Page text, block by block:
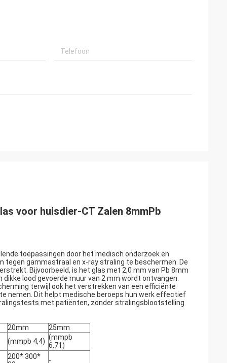
voor huisdier-CT Zalen 8mmPb
toepassingen door het medisch onderzoek en
tegen gammastraal en x-ray straling te beschermen. De
Bijvoorbeeld, is het glas met 2,0 mm van Pb 8mm
lood gevoerde muur van 2 mm wordt ontvangen.
terwijl ook het verstrekken van een efficiënte
nemen. Dit helpt medische beroeps hun werk effectief
met patiënten, zonder stralingsblootstelling
20mm
25mm
(mmpb 4,4) (mmpb
6,71)
200* 300*
-